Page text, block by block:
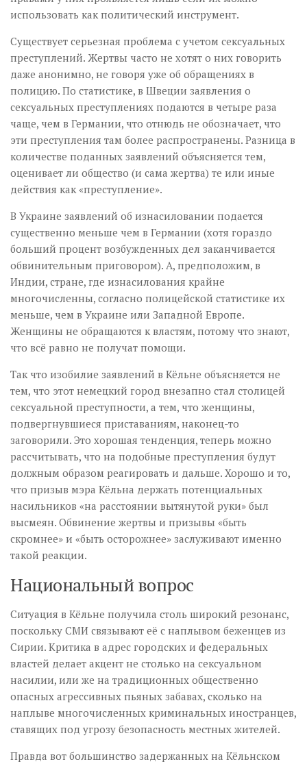
использовать как политический инструмент.
Существует серьезная проблема с учетом сексуальных
преступлений. Жертвы часто не хотят о них говорить
даже анонимно, не говоря уже об обращениях в
полицию. По статистике, в Швеции заявления о
сексуальных преступлениях подаются в четыре раза
чаще, чем в Германии, что отнюдь не обозначает, что
эти преступления там более распространены. Разница в
количестве поданных заявлений объясняется тем,
оценивает ли общество (и сама жертва) те или иные
действия как «преступление».
В Украине заявлений об изнасиловании подается
существенно меньше чем в Германии (хотя гораздо
больший процент возбужденных дел заканчивается
обвинительным приговором). А, предположим, в
Индии, стране, где изнасилования крайне
многочисленны, согласно полицейской статистике их
меньше, чем в Украине или Западной Европе.
Женщины не обращаются к властям, потому что знают,
что всё равно не получат помощи.
Так что изобилие заявлений в Кёльне объясняется не
тем, что этот немецкий город внезапно стал столицей
сексуальной преступности, а тем, что женщины,
подвергнувшиеся приставаниям, наконец-то
заговорили. Это хорошая тенденция, теперь можно
рассчитывать, что на подобные преступления будут
должным образом реагировать и дальше. Хорошо и то,
что призыв мэра Кёльна держать потенциальных
насильников «на расстоянии вытянутой руки» был
высмеян. Обвинение жертвы и призывы «быть
скромнее» и «быть осторожнее» заслуживают именно
такой реакции.
Национальный вопрос
Ситуация в Кёльне получила столь широкий резонанс,
поскольку СМИ связывают её с наплывом беженцев из
Сирии. Критика в адрес городских и федеральных
властей делает акцент не столько на сексуальном
насилии, или же на традиционных общественно
опасных агрессивных пьяных забавах, сколько на
наплыве многочисленных криминальных иностранцев,
ставящих под угрозу безопасность местных жителей.
Правда вот большинство задержанных на Кёльнском